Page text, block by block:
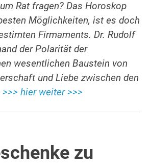
Rat fragen? Das Horoskop
Möglichkeiten, ist es doch
Firmaments. Dr. Rudolf
der Polarität der
wesentlichen Baustein von
und Liebe zwischen den
>>> hier weiter >>>
zu